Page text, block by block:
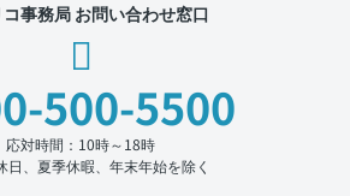
事務局 お問い合わせ窓口
500-5500
応対時間：10時～18時
日、夏季休暇、年末年始を除く